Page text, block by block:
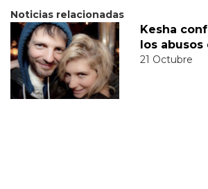
Noticias relacionadas
Kesha
los abusos
21 Octubre